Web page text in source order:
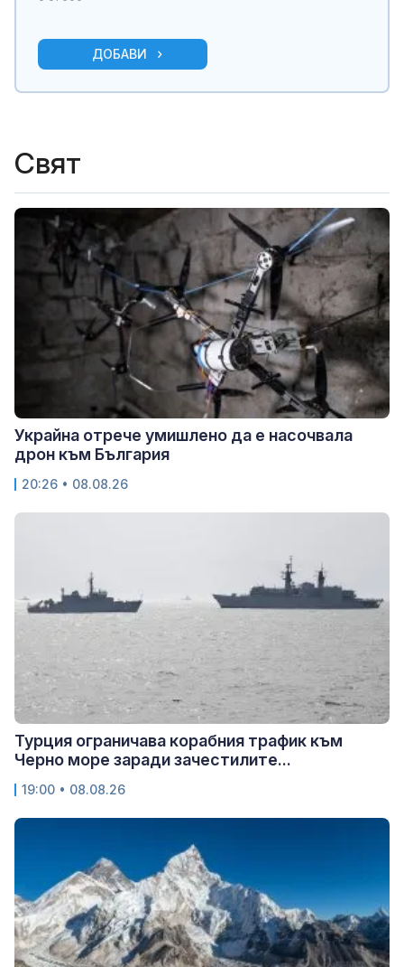
ДОБАВИ
Свят
Украйна отрече умишлено да е насочвала
дрон към България
20:26 • 08.08.26
Турция ограничава корабния трафик към
Черно море заради зачестилите...
19:00 • 08.08.26